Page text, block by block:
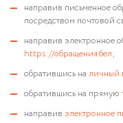
направив письменное
посредством почтовой
направив электронное
https://обращения.бел;
обратившись на личный
обратившись на прямую
направив электронное